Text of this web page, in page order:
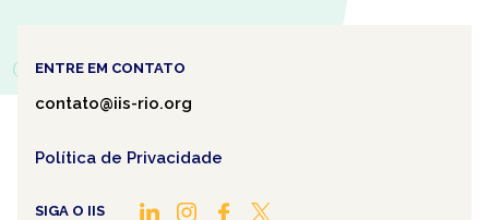
ENTRE EM CONTATO
contato@iis-rio.org
Política de Privacidade
SIGA O IIS